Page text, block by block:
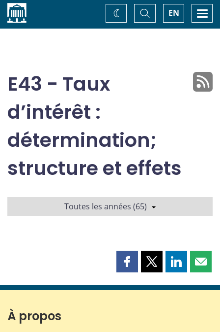
Accueil EN
Basculer
la
recherche
Changez
de
E43 - Taux
d’intérêt :
détermination;
structure et effets
Toutes les années (65)
Partager
page
Partager
page
Partager
page page
À propos